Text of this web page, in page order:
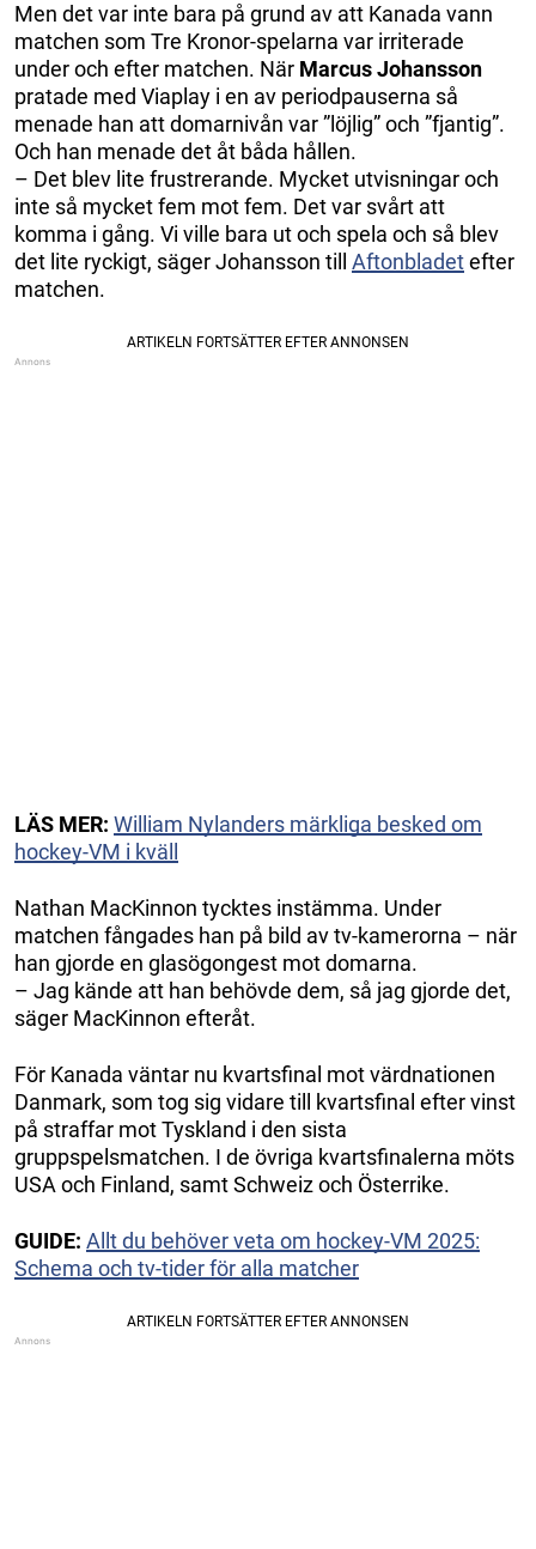
Men det var inte bara på grund av att Kanada vann
matchen som Tre Kronor-spelarna var irriterade
under och efter matchen. När Marcus Johansson
pratade med Viaplay i en av periodpauserna så
menade han att domarnivån var ”löjlig” och ”fjantig”.
Och han menade det åt båda hållen.
– Det blev lite frustrerande. Mycket utvisningar och
inte så mycket fem mot fem. Det var svårt att
komma i gång. Vi ville bara ut och spela och så blev
det lite ryckigt, säger Johansson till Aftonbladetefter
matchen.
LÄS MER: William Nylanders märkliga besked om
hockey-VM i kväll
Nathan MacKinnon tycktes instämma. Under
matchen fångades han på bild av tv-kamerorna – när
han gjorde en glasögongest mot domarna.
– Jag kände att han behövde dem, så jag gjorde det,
säger MacKinnon efteråt.
För Kanada väntar nu kvartsfinal mot värdnationen
Danmark, som tog sig vidare till kvartsfinal efter vinst
på straffar mot Tyskland i den sista
gruppspelsmatchen. I de övriga kvartsfinalerna möts
USA och Finland, samt Schweiz och Österrike.
GUIDE: Allt du behöver veta om hockey-VM 2025:
Schema och tv-tider för alla matcher